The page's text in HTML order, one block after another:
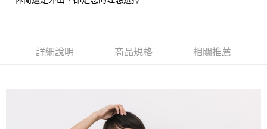
相關說明
２．便利：只要手機號碼，簡訊認證，即可結帳。
３．安心：先確認商品／服務後，再付款。
詳細說明 商品規格 相關推薦